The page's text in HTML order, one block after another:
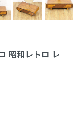
昭和レトロ レ